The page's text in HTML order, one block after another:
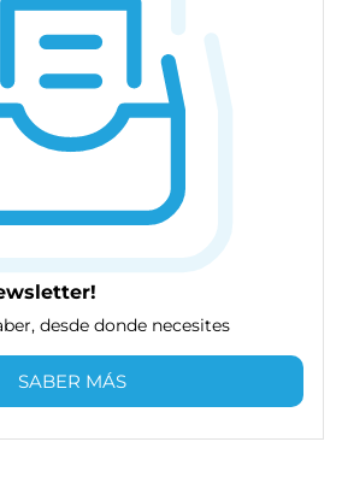
desde donde necesites
SABER MÁS